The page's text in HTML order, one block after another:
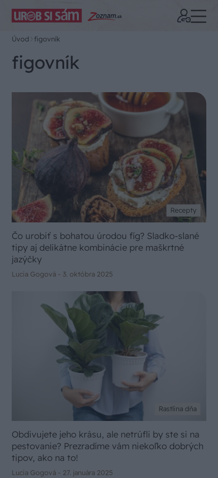
Úvod figovník
figovník
Recepty
Čo urobiť s bohatou úrodou fíg? Sladko-slané
tipy aj delikátne kombinácie pre maškrtné
jazýčky
Lucia Gogová - 3. októbra 2025
Rastlina dňa
Obdivujete jeho krásu, ale netrúfli by ste si na
pestovanie? Prezradíme vám niekoľko dobrých
tipov, ako na to!
Lucia Gogová - 27. januára 2025